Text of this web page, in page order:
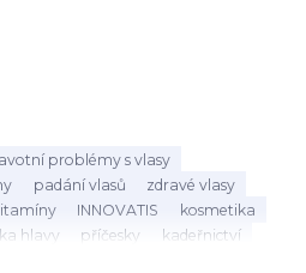
problémy s vlasy
padání vlasů
zdravé vlasy
INNOVATIS
kosmetika
hlavy příčesky
kadeřnictví